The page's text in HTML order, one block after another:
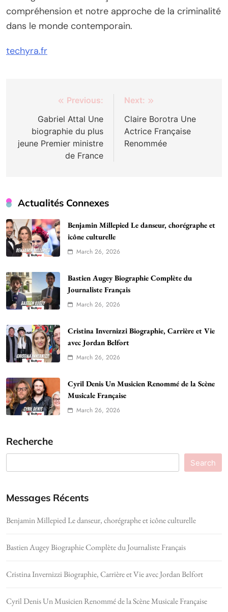
compréhension et notre approche de la criminalité
dans le monde contemporain.
techyra.fr
navigation
Previous:
Gabriel Attal Une
biographie du plus
jeune Premier ministre
de France
Next:
Claire Borotra Une
Actrice Française
Renommée
Actualités Connexes
Benjamin Millepied Le danseur, chorégraphe et
icône culturelle
March 26, 2026
Bastien Augey Biographie Complète du
Journaliste Français
March 26, 2026
Cristina Invernizzi Biographie, Carrière et Vie
avec Jordan Belfort
March 26, 2026
Cyril Denis Un Musicien Renommé de la Scène
Musicale Française
March 26, 2026
Recherche
Search
Messages Récents
Benjamin Millepied Le danseur, chorégraphe et icône culturelle
Bastien Augey Biographie Complète du Journaliste Français
Cristina Invernizzi Biographie, Carrière et Vie avec Jordan Belfort
Cyril Denis Un Musicien Renommé de la Scène Musicale Française